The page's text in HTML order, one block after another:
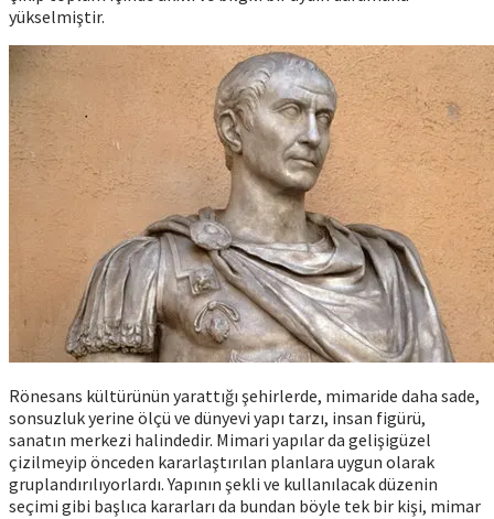
yükselmiştir.
Rönesans kültürünün yarattığı şehirlerde, mimaride daha sade,
sonsuzluk yerine ölçü ve dünyevi yapı tarzı, insan figürü,
sanatın merkezi halindedir. Mimari yapılar da gelişigüzel
çizilmeyip önceden kararlaştırılan planlara uygun olarak
gruplandırılıyorlardı. Yapının şekli ve kullanılacak düzenin
seçimi gibi başlıca kararları da bundan böyle tek bir kişi, mimar